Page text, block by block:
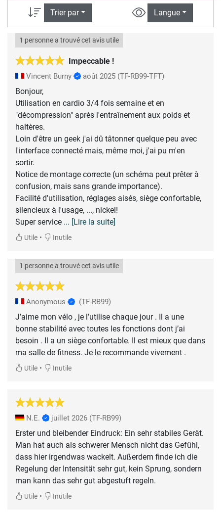
Trier par Langue
Impeccable !
1 personne a trouvé cet avis utile
Vincent Burny août 2025 (TF-RB99-TFT)
Bonjour,
Utilisation en cardio 3/4 fois semaine et en
"décompression" après l'entraînement aux poids et
haltères.
Loin d'être un geek j'ai dû tâtonner quelque peu avec
l'interface connecté mais, même moi, j'ai pu m'en
sortir.
Notice de montage correcte (un schéma peut prêter à
confusion, mais sans grande importance).
Facilité d'utilisation, réglages aisés, siège confortable,
silencieux à l'usage, ..., nickel!
Super service ... [Lire la suite]
Utile • Inutile
1 personne a trouvé cet avis utile
Anonymous (TF-RB99)
J’aime mon vélo , je l’utilise chaque jour . Il a une
bonne stabilité avec toutes les fonctions dont j’ai
besoin . Il a un siège confortable. Il est mieux que dans
ma salle de fitness. Je le recommande vivement .
Utile • Inutile
N.E. juillet 2026 (TF-RB99)
Erster und bleibender Eindruck: Ein sehr stabiles Gerät.
Man hat auch als schwerer Mensch nicht das Gefühl,
dass hier irgendwas wackelt. Außerdem finde ich die
Regelung der Intensität sehr gut, kein Sprung, sondern
man kann das sehr gut abgestuft regeln.
Utile • Inutile